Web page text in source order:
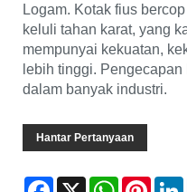
Logam. Kotak fius
keluli tahan karat, yang
mempunyai kekuatan,
lebih tinggi.
dalam banyak industri.
Hantar Pertanyaan
Facebook
X WhatsApp